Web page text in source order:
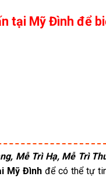
tại Mỹ Đình để
Mễ Trì Hạ, Mễ Trì
Mỹ Đìnhđể có thể tự